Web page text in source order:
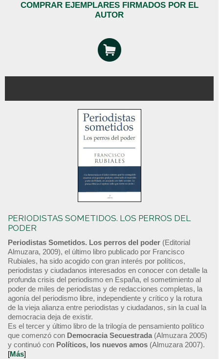
COMPRAR EJEMPLARES FIRMADOS POR EL
AUTOR
PERIODISTAS SOMETIDOS. LOS PERROS DEL
PODER
Periodistas Sometidos. Los perros del poder (Editorial
Almuzara, 2009), el último libro publicado por Francisco
Rubiales, ha sido acogido con gran interés por políticos,
periodistas y ciudadanos interesados en conocer con detalle la
profunda crisis del periodismo en España, el sometimiento al
poder de miles de periodistas y de redacciones completas, la
agonía del periodismo libre, independiente y crítico y la rotura
de la vieja alianza entre periodistas y ciudadanos, sin la cual la
democracia deja de existir.
Es el tercer y último libro de la trilogía de pensamiento político
que comenzó con Democracia Secuestrada (Almuzara 2005)
y continuó con Políticos, los nuevos amos (Almuzara 2007).
[Más]